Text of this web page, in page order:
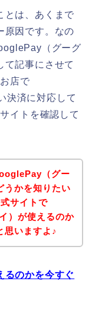
とは、あくまで
原因です。なの
（グーグ
て記事にさせて
店で
決済に対応して
イトを確認して
（グー
うかを知りたい
サイトで
）が使えるのか
思いますよ♪
のかを今すぐ